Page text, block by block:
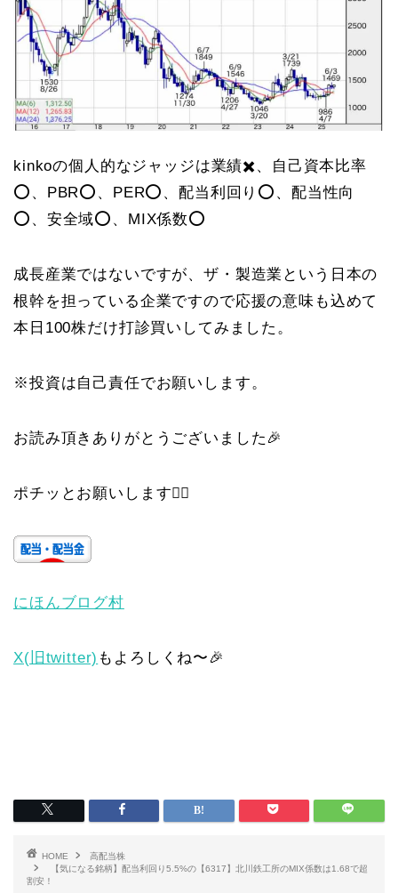
kinkoの個人的なジャッジは業績✖️、自己資本比率
⭕️、PBR⭕️、PER⭕️、配当利回り⭕️、配当性向
⭕️、安全域⭕️、MIX係数⭕️
成長産業ではないですが、ザ・製造業という日本の
根幹を担っている企業ですので応援の意味も込めて
本日100株だけ打診買いしてみました。
※投資は自己責任でお願いします。
お読み頂きありがとうございました🎉
ポチッとお願いします🙇‍♀️
にほんブログ村
X(旧twitter) もよろしくね〜🎉
HOME
高配当株
【気になる銘柄】配当利回り5.5%の【6317】北川鉄工所のMIX係数は1.68で超
割安！